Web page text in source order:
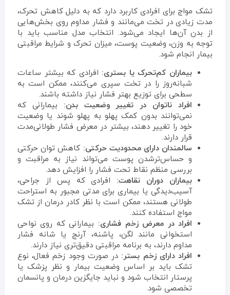
تشک مواج برای افرادی کاربرد دارد که به دلیل کاهش تحرک،
مدت زیادی در تخت می‌مانند و فشار مداوم روی بخش‌هایی
از بدن آن‌ها ایجاد می‌شود. انتخاب مدل مناسب باید با
توجه به وزن، وضعیت پوست، میزان تحرک و شرایط مراقبتی
بیمار انجام شود.
بیماران کم‌تحرک یا بستری: افرادی که بیشتر ساعات
شبانه‌روز را در تخت سپری می‌کنند، ممکن است به
سطحی برای توزیع بهتر فشار نیاز داشته باشند.
افراد ناتوان در تغییر وضعیت بدن: بیمارانی که
نمی‌توانند بدون کمک پهلو به پهلو شوند یا وضعیت
خود را تغییر دهند، بیشتر در معرض فشار طولانی‌مدت
قرار دارند.
سالمندان دارای محدودیت حرکتی: کاهش توان حرکتی
و حساس‌ترشدن پوست می‌تواند نیاز به مراقبت و
بررسی منظم نقاط تحت فشار را افزایش دهد.
بیماران دوران نقاهت: افرادی که پس از جراحی،
آسیب‌دیدگی یا بیماری برای مدتی مجبور به استراحت
طولانی هستند، ممکن است با نظر کادر درمان از تشک
مواج استفاده کنند.
افراد در معرض زخم فشاری: بیمارانی که روی نواحی
استخوانی مانند لگن، پاشنه، آرنج یا شانه فشار
مداوم دارند، به برنامه مراقبتی دقیق‌تری نیاز دارند.
افراد دارای زخم بستر: در صورت وجود زخم فعال، نوع
تشک باید بر اساس وضعیت بیمار و نظر پزشک یا
پرستار انتخاب شود و نباید جایگزین درمان و پانسمان
تخصصی شود.